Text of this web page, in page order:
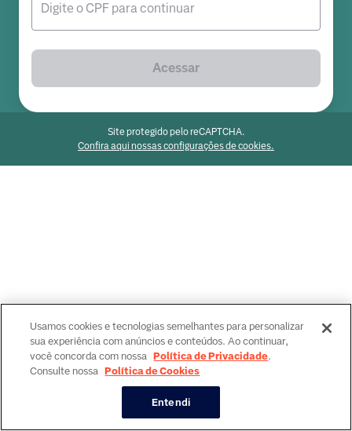
Digite o CPF para continuar
Acessar
Site protegido pelo reCAPTCHA.
Confira aqui nossas configurações de cookies.
Usamos cookies e tecnologias semelhantes para personalizar
sua experiência com anúncios e conteúdos. Ao continuar,
você concorda com nossa Política de Privacidade.
Consulte nossa Política de Cookies
Entendi